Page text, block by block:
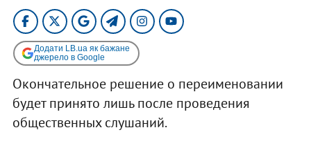
Додати LB.ua як бажане
джерело в Google
Окончательное решение о переименовании
будет принято лишь после проведения
общественных слушаний.